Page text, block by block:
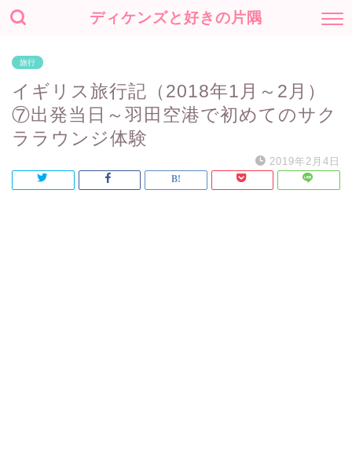
ディケンズと好きの片隅
旅行
イギリス旅行記（2018年1月～2月）
⑦出発当日～羽田空港で初めてのサク
ララウンジ体験
2019年2月4日